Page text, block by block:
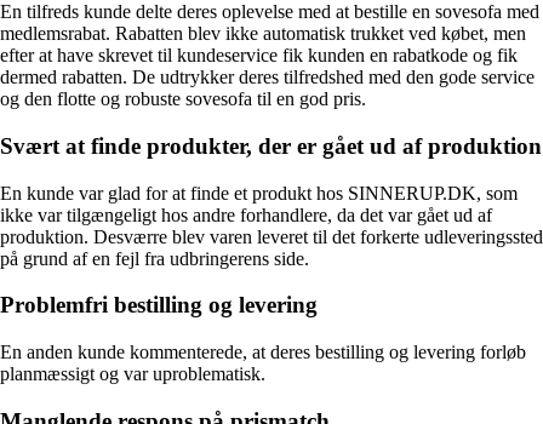
En tilfreds kunde delte deres oplevelse med at bestille en sovesofa med
medlemsrabat. Rabatten blev ikke automatisk trukket ved købet, men
efter at have skrevet til kundeservice fik kunden en rabatkode og fik
dermed rabatten. De udtrykker deres tilfredshed med den gode service
og den flotte og robuste sovesofa til en god pris.
Svært at finde produkter, der er gået ud af produktion
En kunde var glad for at finde et produkt hos SINNERUP.DK, som
ikke var tilgængeligt hos andre forhandlere, da det var gået ud af
produktion. Desværre blev varen leveret til det forkerte udleveringssted
på grund af en fejl fra udbringerens side.
Problemfri bestilling og levering
En anden kunde kommenterede, at deres bestilling og levering forløb
planmæssigt og var uproblematisk.